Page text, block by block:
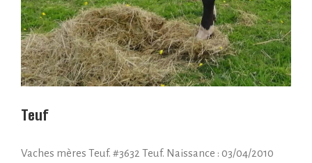
Teuf
Vaches mères Teuf. #3632 Teuf. Naissance : 03/04/2010